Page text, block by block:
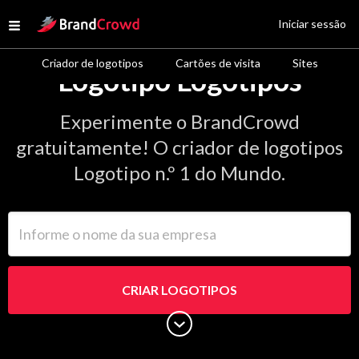
Open menu
Site Logo
Criador de logotipos Cartões de visita Sites
Iniciar sessão
Logotipo Logotipos
Experimente o BrandCrowd
gratuitamente! O criador de logotipos
Logotipo n.º 1 do Mundo.
CRIAR LOGOTIPOS